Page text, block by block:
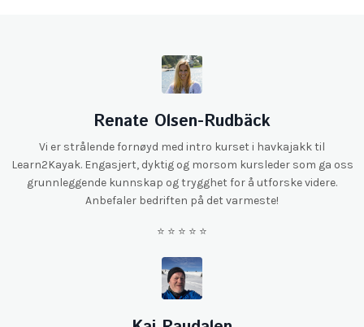
Renate Olsen-Rudbäck
Vi er strålende fornøyd med intro kurset i havkajakk til
Learn2Kayak. Engasjert, dyktig og morsom kursleder som ga oss
grunnleggende kunnskap og trygghet for å utforske videre.
Anbefaler bedriften på det varmeste!
⭐️ ⭐️ ⭐️ ⭐️ ⭐️